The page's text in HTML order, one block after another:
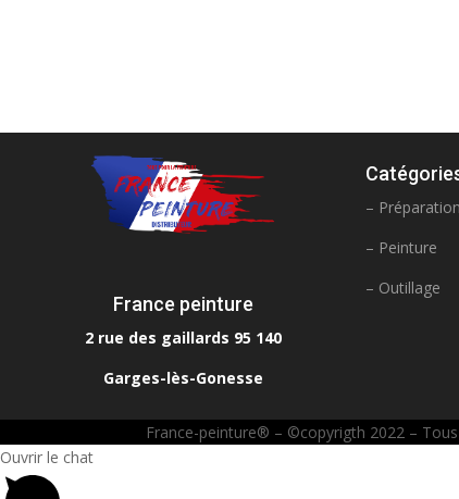
France peinture
2 rue des gaillards 95 140
Garges-lès-Gonesse
–
– Peinture
– Outillage
France-peinture® – ©copyrigth 2022 –
Ouvrir le chat